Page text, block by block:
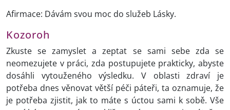
Afirmace: Dávám svou moc do služeb Lásky.
Kozoroh
Zkuste se zamyslet a zeptat se sami sebe zda se
neomezujete v práci, zda postupujete prakticky, abyste
dosáhli vytouženého výsledku. V oblasti zdraví je
potřeba dnes věnovat větší péči páteři, ta oznamuje, že
je potřeba zjistit, jak to máte s úctou sami k sobě. Vše